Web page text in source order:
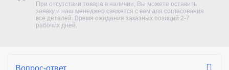
При отсутствии товара в наличии, Вы можете оставить
заявку и наш менеджер свяжется с вам для согласования
все деталей. Время ожидания заказных позиций 2-7
рабочих дней.